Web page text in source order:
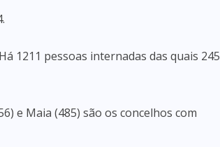
1211 pessoas internadas das quais 245
e Maia (485) são os concelhos com